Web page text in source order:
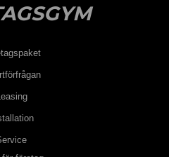
Leasing